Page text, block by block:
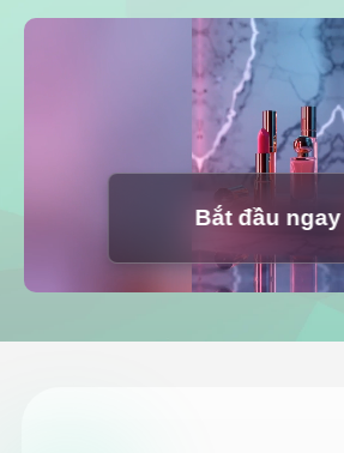
Hình ảnh AI
Các công cụ khác
Xem tất cả công
Video hình đại diện
Bắt đầu ngay